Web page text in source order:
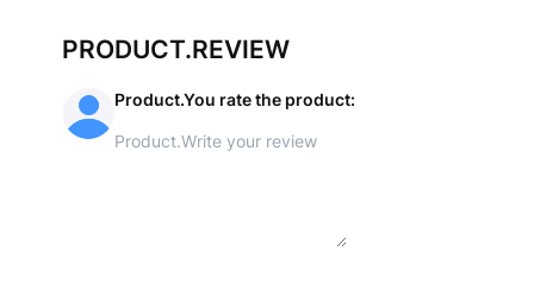
PRODUCT.REVIEW
Product.You rate the product: